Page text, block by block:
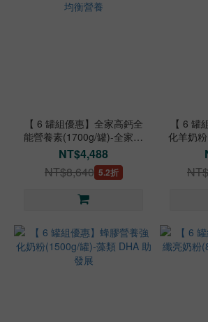
【 6 罐組優惠】全家高鈣全
能營養素(1700g/罐)-全家人
日常均衡營養
NT$4,488
NT$8,640 5.2折
【 6
化羊奶